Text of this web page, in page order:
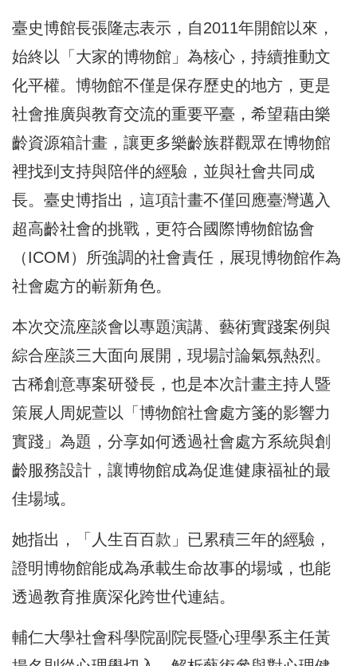
臺史博館長張隆志表示，自2011年開館以來，
始終以「大家的博物館」為核心，持續推動文
化平權。博物館不僅是保存歷史的地方，更是
社會推廣與教育交流的重要平臺，希望藉由樂
齡資源箱計畫，讓更多樂齡族群觀眾在博物館
裡找到支持與陪伴的經驗，並與社會共同成
長。臺史博指出，這項計畫不僅回應臺灣邁入
超高齡社會的挑戰，更符合國際博物館協會
（ICOM）所強調的社會責任，展現博物館作為
社會處方的嶄新角色。
本次交流座談會以專題演講、藝術實踐案例與
綜合座談三大面向展開，現場討論氣氛熱烈。
古稀創意專案研發長，也是本次計畫主持人暨
策展人周妮萱以「博物館社會處方箋的影響力
實踐」為題，分享如何透過社會處方系統與創
齡服務設計，讓博物館成為促進健康福祉的最
佳場域。
她指出，「人生百百款」已累積三年的經驗，
證明博物館能成為承載生命故事的場域，也能
透過教育推廣深化跨世代連結。
輔仁大學社會科學院副院長暨心理學系主任黃